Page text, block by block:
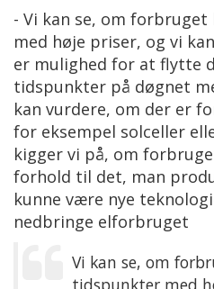
- Vi kan se, om
med høje priser, og vi
er mulighed for at flytte
tidspunkter på døgnet
kan vurdere, om der er
for eksempel solceller
kigger vi på, om
forhold til det, man
kunne være nye
nedbringe elforbruget
Vi kan se, om